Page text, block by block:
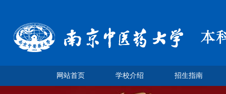
网站首页 学校介绍 招生指南